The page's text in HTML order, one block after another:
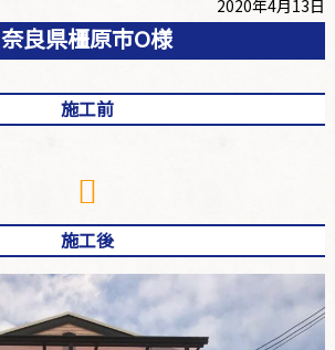
2020年4月13日
奈良県橿原市O様
施工前
施工後